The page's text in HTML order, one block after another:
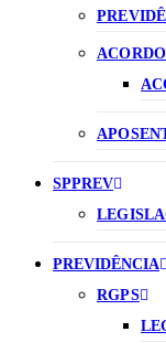
SPPREV
PREVIDÊNCIA
RGPS